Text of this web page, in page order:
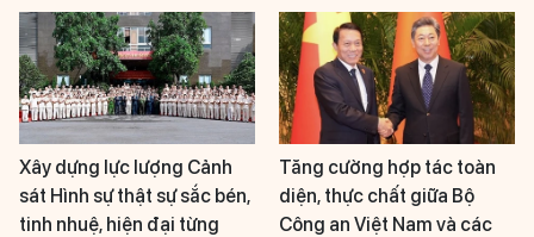
Xây dựng lực lượng Cảnh
sát Hình sự thật sự sắc bén,
tinh nhuệ, hiện đại từng
Tăng cường hợp tác toàn
diện, thực chất giữa Bộ
Công an Việt Nam và các